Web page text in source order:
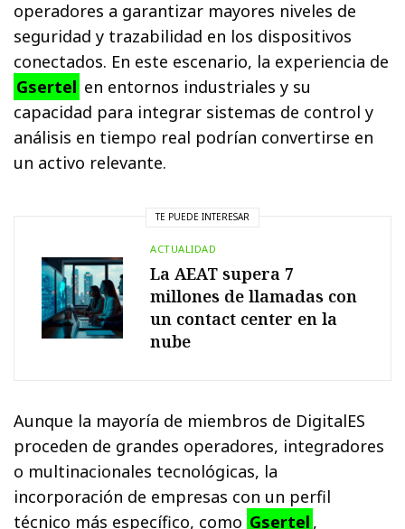
operadores a garantizar mayores niveles de
seguridad y trazabilidad en los dispositivos
conectados. En este escenario, la experiencia de
Gsertel en entornos industriales y su
capacidad para integrar sistemas de control y
análisis en tiempo real podrían convertirse en
un activo relevante.
TE PUEDE INTERESAR
ACTUALIDAD
La AEAT supera 7
millones de llamadas con
un contact center en la
nube
Aunque la mayoría de miembros de DigitalES
proceden de grandes operadores, integradores
o multinacionales tecnológicas, la
incorporación de empresas con un perfil
técnico más específico, como Gsertel ,